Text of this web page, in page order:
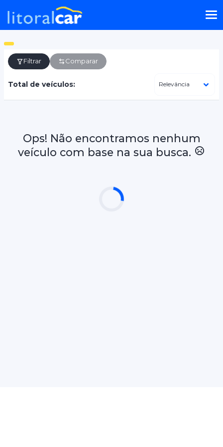
Filtrar Comparar
Total de veículos:
Ops! Não encontramos nenhum
veículo com base na sua busca.